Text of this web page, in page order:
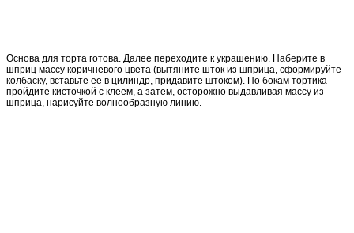
Основа для торта готова. Далее переходите к украшению. Наберите в
шприц массу коричневого цвета (вытяните шток из шприца, сформируйте
колбаску, вставьте ее в цилиндр, придавите штоком). По бокам тортика
пройдите кисточкой с клеем, а затем, осторожно выдавливая массу из
шприца, нарисуйте волнообразную линию.